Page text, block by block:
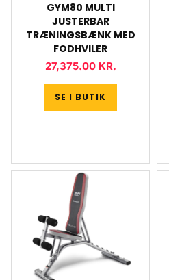
GYM80 MULTI
JUSTERBAR
TRÆNINGSBÆNK MED
FODHVILER
27,375.00 KR.
SE I BUTIK